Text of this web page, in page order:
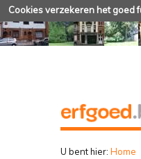
Cookies verzekeren het goed
U bent hier: Home